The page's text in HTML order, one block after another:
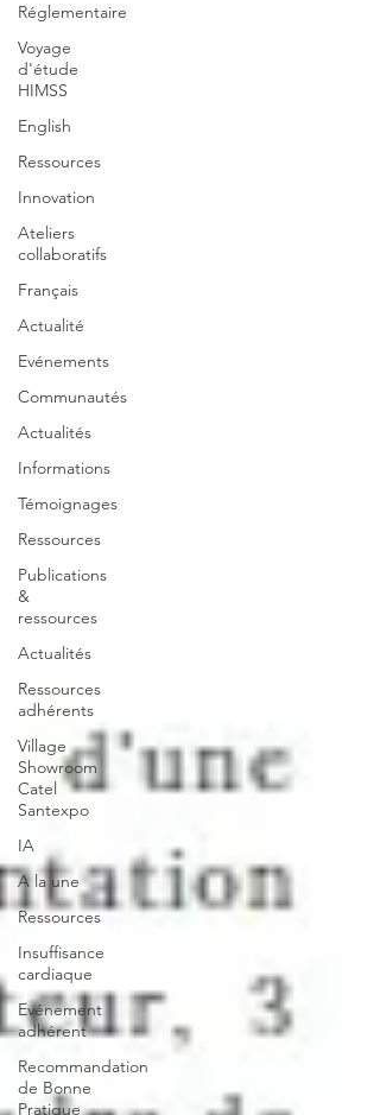
Réglementaire
Voyage
d'étude
HIMSS
English
Ressources
Innovation
Ateliers
collaboratifs
Français
Actualité
Evénements
Communautés
Actualités
Informations
Témoignages
Ressources
Publications
&
ressources
Actualités
Ressources
adhérents
Village
Showroom
Catel
Santexpo
IA
A la une
Ressources
Insuffisance
cardiaque
Evénement
adhérent
Recommandation
de Bonne
Pratique